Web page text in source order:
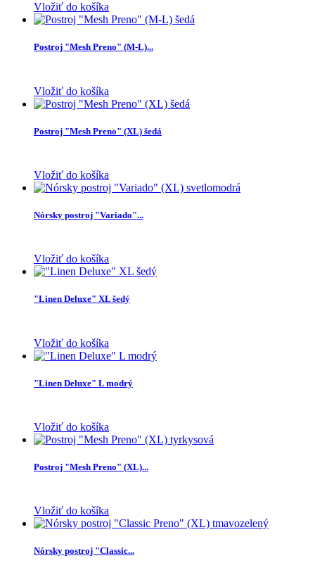
Vložiť do košíka
Postroj "Mesh Preno" (M-L)...
Vložiť do košíka
Postroj "Mesh Preno" (XL) šedá
Vložiť do košíka
Nórsky postroj "Variado"...
Vložiť do košíka
"Linen Deluxe" XL šedý
Vložiť do košíka
"Linen Deluxe" L modrý
Vložiť do košíka
Postroj "Mesh Preno" (XL)...
Vložiť do košíka
Nórsky postroj "Classic...